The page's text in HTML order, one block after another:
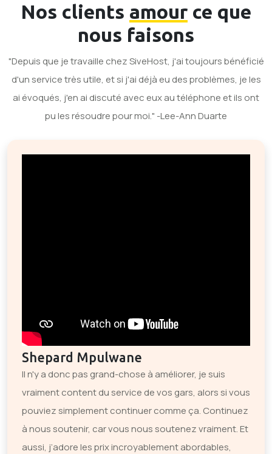
Nos clients amour ce que
nous faisons
"Depuis que je travaille chez SiveHost, j'ai toujours bénéficié
d'un service très utile, et si j'ai déjà eu des problèmes, je les
ai évoqués, j'en ai discuté avec eux au téléphone et ils ont
pu les résoudre pour moi." -Lee-Ann Duarte
Shepard Mpulwane
Il n'y a donc pas grand-chose à améliorer, je suis
vraiment content du service de vos gars, alors si vous
pouviez simplement continuer comme ça. Continuez
à nous soutenir, car vous nous soutenez vraiment. Et
aussi, j’adore les prix incroyablement abordables,